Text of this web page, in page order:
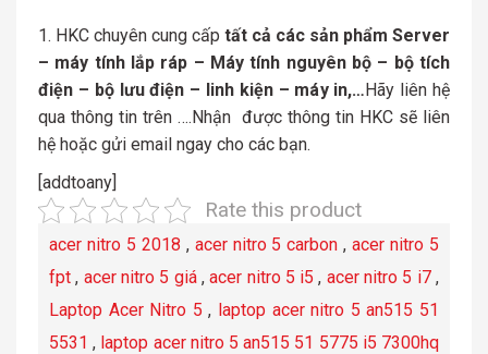
HKC chuyên cung cấp tất cả các sản phẩm Server
– máy tính lắp ráp – Máy tính nguyên bộ – bộ tích
điện – bộ lưu điện – linh kiện – máy in,…Hãy liên hệ
qua thông tin trên ….Nhận được thông tin HKC sẽ liên
hệ hoặc gửi email ngay cho các bạn.
[addtoany]
Rate this product
acer nitro 5 2018 , acer nitro 5 carbon ,acer nitro 5
fpt , acer nitro 5 giá,acer nitro 5 i5 , acer nitro 5 i7,
Laptop Acer Nitro 5 , laptop acer nitro 5 an515 51
5531 , laptop acer nitro 5 an515 51 5775 i5 7300hq